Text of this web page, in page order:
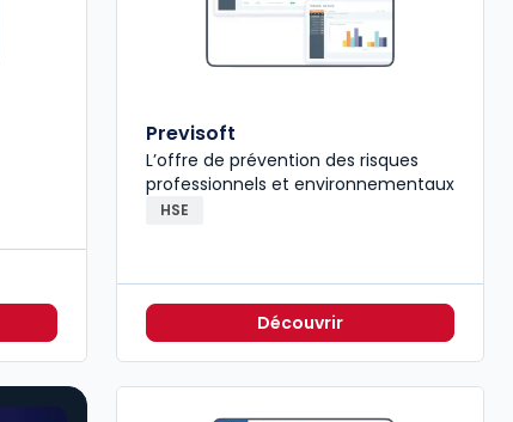
€ TTC/mois
Previsoft
L’offre de prévention des risques
professionnels et environnementaux
HSE
Découvrir